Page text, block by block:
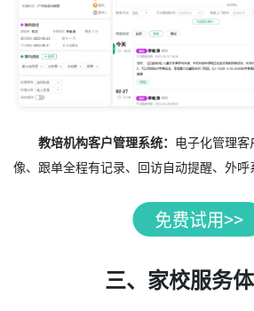
教培机构客户管理系统： 电子化管理
像、跟单全程有记录、回访自动提醒、外呼
三、家校服务体